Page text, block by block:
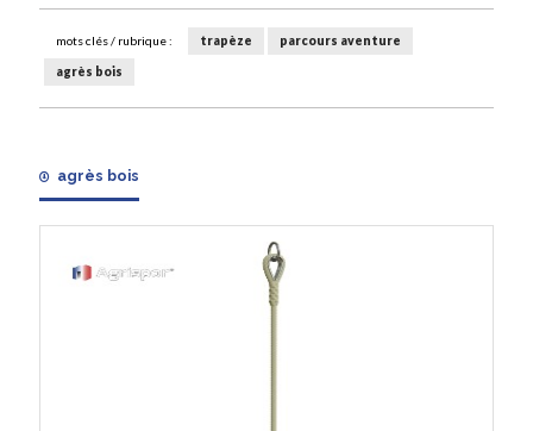
mots clés / rubrique : trapèze parcours aventure
agrès bois
agrès bois